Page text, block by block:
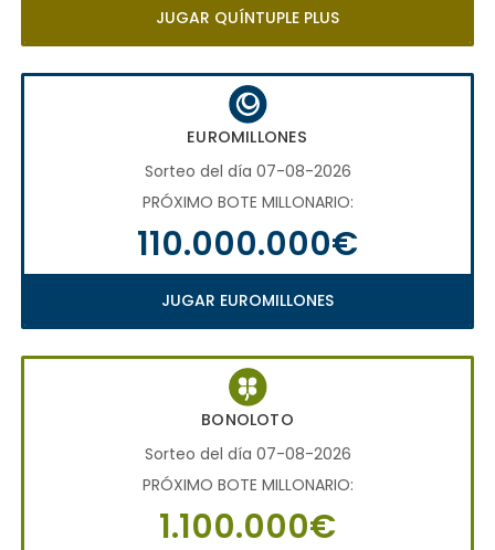
JUGAR QUÍNTUPLE PLUS
EUROMILLONES
Sorteo del día 07-08-2026
PRÓXIMO BOTE MILLONARIO:
110.000.000€
JUGAR EUROMILLONES
BONOLOTO
Sorteo del día 07-08-2026
PRÓXIMO BOTE MILLONARIO:
1.100.000€